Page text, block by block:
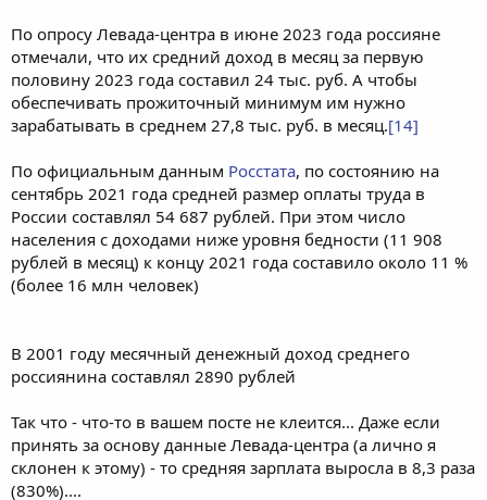
По опросу Левада-центра в июне 2023 года россияне
отмечали, что их средний доход в месяц за первую
половину 2023 года составил 24 тыс. руб. А чтобы
обеспечивать прожиточный минимум им нужно
зарабатывать в среднем 27,8 тыс. руб. в месяц.[14]
По официальным данным Росстата, по состоянию на
сентябрь 2021 года средней размер оплаты труда в
России составлял 54 687 рублей. При этом число
населения с доходами ниже уровня бедности (11 908
рублей в месяц) к концу 2021 года составило около 11 %
(более 16 млн человек)
В 2001 году месячный денежный доход среднего
россиянина составлял 2890 рублей
Так что - что-то в вашем посте не клеится... Даже если
принять за основу данные Левада-центра (а лично я
склонен к этому) - то средняя зарплата выросла в 8,3 раза
(830%)....